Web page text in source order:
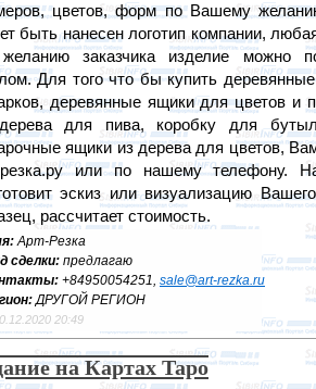
цветов, форм по Вашему
быть нанесен логотип компании,
заказчика изделие можно
Для того что бы купить
деревянные ящики для цветов и
для пива, коробку для
ящики из дерева для цветов,
резка.ру или по нашему телефону.
эскиз или визуализацию
рассчитает стоимость.
Арт-Резка
сделки: предлагаю
+84950054251, sale@art-rezka.ru
ДРУГОЙ РЕГИОН
20:49
на Картах Таро